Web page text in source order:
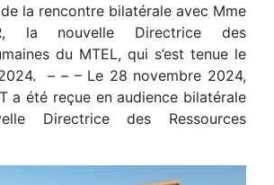
la rencontre bilatérale avec Mme
la nouvelle Directrice des
du MTEL, qui s’est tenue le
– – – Le 28 novembre 2024,
a été reçue en audience bilatérale
Directrice des Ressources